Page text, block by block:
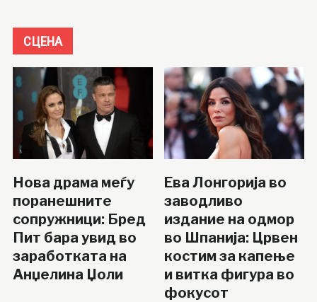
СЦЕНА
Нова драма меѓу
поранешните
сопружници: Бред
Пит бара увид во
заработката на
Анџелина Џоли
Ева Лонгорија во
заводливо
издание на одмор
во Шпанија: Црвен
костим за капење
и витка фигура во
фокусот